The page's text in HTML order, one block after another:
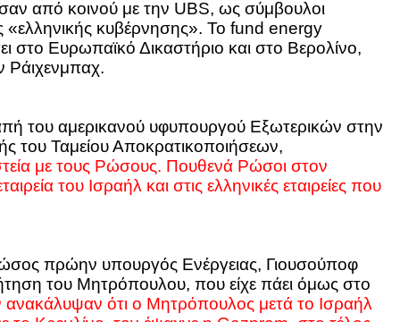
από κοινού με την UBS, ως σύμβουλοι
«ελληνικής κυβέρνησης». Το fund energy
στο Ευρωπαϊκό Δικαστήριο και στο Βερολίνο,
Ράιχενμπαχ.
του αμερικανού υφυπουργού Εξωτερικών στην
του Ταμείου Αποκρατικοποιήσεων,
με τους Ρώσους. Πουθενά Ρώσοι στον
του Ισραήλ και στις ελληνικές εταιρείες που
πρώην υπουργός Ενέργειας, Γιουσούποφ
του Μητρόπουλου, που είχε πάει όμως στο
ότι ο Μητρόπουλος μετά το Ισραήλ